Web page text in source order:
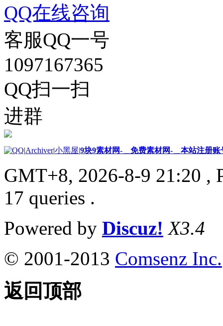
QQ在线咨询
客服QQ一号
1097167365
QQ扫一扫
进群
|Archiver|小黑屋|9块9素材网-＿免费素材网-＿本站注册账
GMT+8, 2026-8-9 21:20 ,
17 queries .
Powered by Discuz! X3.4
© 2001-2013 Comsenz Inc.
返回顶部